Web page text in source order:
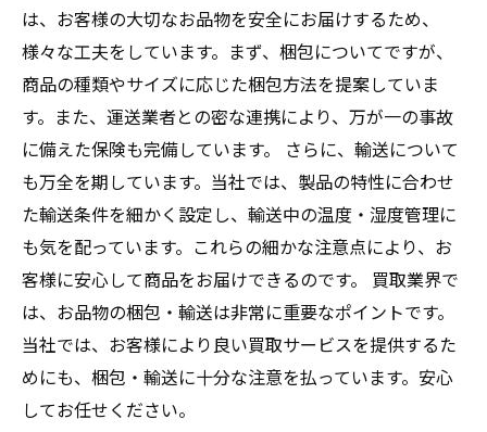
は、お客様の大切なお品物を安全にお届けするため、
様々な工夫をしています。まず、梱包についてですが、
商品の種類やサイズに応じた梱包方法を提案していま
す。また、運送業者との密な連携により、万が一の事故
に備えた保険も完備しています。 さらに、輸送について
も万全を期しています。当社では、製品の特性に合わせ
た輸送条件を細かく設定し、輸送中の温度・湿度管理に
も気を配っています。これらの細かな注意点により、お
客様に安心して商品をお届けできるのです。 買取業界で
は、お品物の梱包・輸送は非常に重要なポイントです。
当社では、お客様により良い買取サービスを提供するた
めにも、梱包・輸送に十分な注意を払っています。安心
してお任せください。